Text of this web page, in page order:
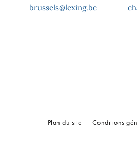
brussels@lexing.be
Plan du site Conditions